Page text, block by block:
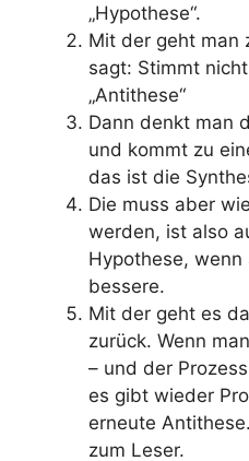
„Hypothese“.
Mit der geht man
sagt: Stimmt
„Antithese“
Dann denkt man
und kommt zu
das ist die
Die muss aber
werden, ist also
Hypothese,
bessere.
Mit der geht es
zurück. Wenn
– und der
es gibt wieder
erneute
zum Leser.